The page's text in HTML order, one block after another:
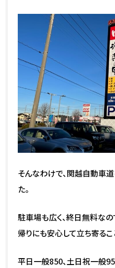
そんなわけで、関越自動車道
た。
駐車場も広く、終日無料なの
帰りにも安心して立ち寄るこ
平日一般850、土日祝一般